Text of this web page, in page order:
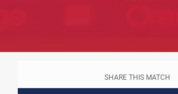
SHARE THIS MATCH